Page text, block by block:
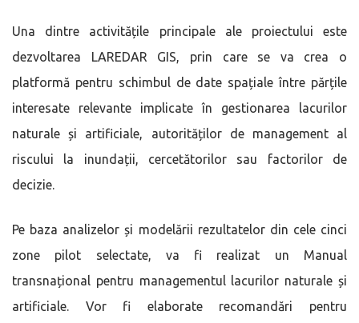
Una dintre activitățile principale ale proiectului este
dezvoltarea LAREDAR GIS, prin care se va crea o
platformă pentru schimbul de date spațiale între părțile
interesate relevante implicate în gestionarea lacurilor
naturale și artificiale, autorităților de management al
riscului la inundații, cercetătorilor sau factorilor de
decizie.
Pe baza analizelor și modelării rezultatelor din cele cinci
zone pilot selectate, va fi realizat un Manual
transnațional pentru managementul lacurilor naturale și
artificiale. Vor fi elaborate recomandări pentru